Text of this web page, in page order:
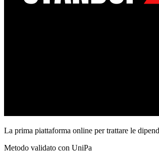
La prima piattaforma online per trattare le
Metodo validato con UniPa